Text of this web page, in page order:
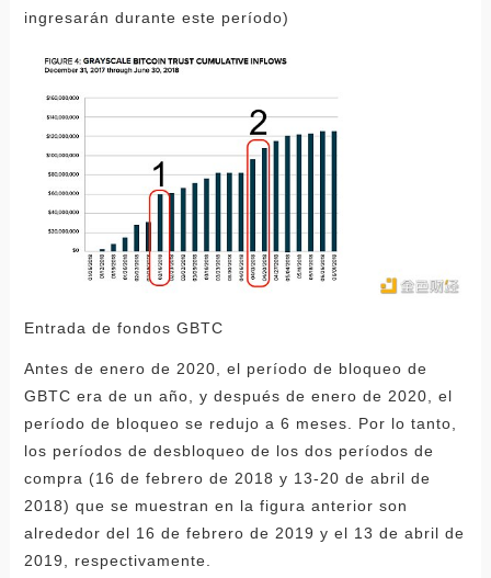
ingresarán durante este período)
Entrada de fondos GBTC
Antes de enero de 2020, el período de bloqueo de
GBTC era de un año, y después de enero de 2020, el
período de bloqueo se redujo a 6 meses. Por lo tanto,
los períodos de desbloqueo de los dos períodos de
compra (16 de febrero de 2018 y 13-20 de abril de
2018) que se muestran en la figura anterior son
alrededor del 16 de febrero de 2019 y el 13 de abril de
2019, respectivamente.